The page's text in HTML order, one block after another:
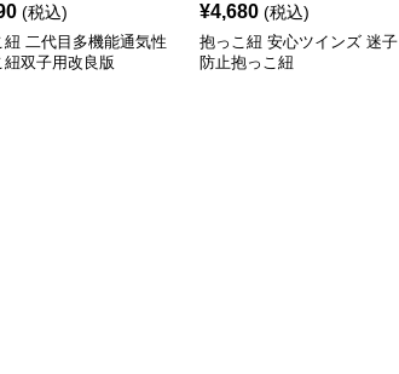
(税込)
紐 二代目多機能通気性
紐双子用改良版
¥4,680 (税込)
抱っこ紐 安心ツインズ 迷子
防止抱っこ紐